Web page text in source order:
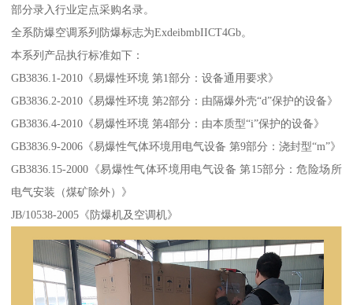
部分录入行业定点采购名录。
全系防爆空调系列防爆标志为ExdeibmbIICT4Gb。
本系列产品执行标准如下：
GB3836.1-2010《易爆性环境 第1部分：设备通用要求》
GB3836.2-2010《易爆性环境 第2部分：由隔爆外壳“d”保护的设备》
GB3836.4-2010《易爆性环境 第4部分：由本质型“i”保护的设备》
GB3836.9-2006《易爆性气体环境用电气设备 第9部分：浇封型“m”》
GB3836.15-2000《易爆性气体环境用电气设备 第15部分：危险场所
电气安装（煤矿除外）》
JB/10538-2005《防爆机及空调机》